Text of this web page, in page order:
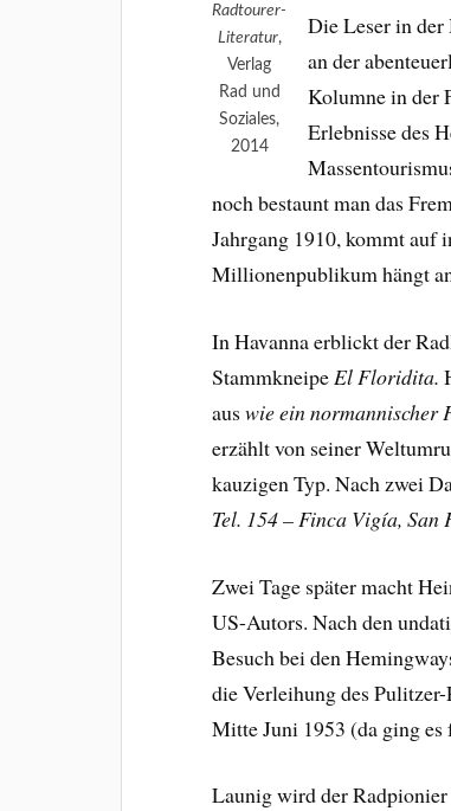
Radtourer-
Literatur,
Verlag
Rad und
Soziales,
2014
Die Leser in der
an der
Kolumne in der
Erlebnisse des
noch bestaunt man das
Jahrgang 1910, kommt auf
Millionenpublikum hängt
In Havanna erblickt der
Stammkneipe El Floridita.
auswie ein normannischer
erzählt von seiner
kauzigen Typ. Nach zwei
Tel. 154 – Finca Vigía, San
Zwei Tage später macht
US-Autors. Nach den
Besuch bei den
die Verleihung des
Mitte Juni 1953 (da ging
Launig wird der